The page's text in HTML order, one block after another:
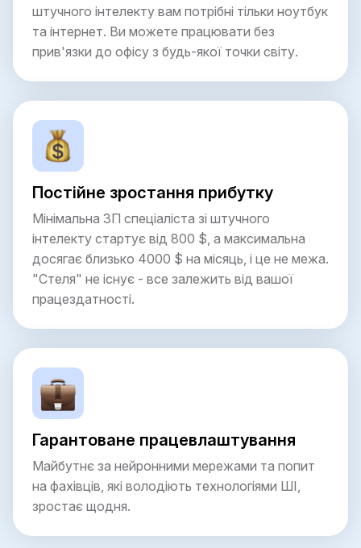
штучного інтелекту вам потрібні тільки ноутбук
та інтернет. Ви можете працювати без
прив'язки до офісу з будь-якої точки світу.
Постійне зростання прибутку
Мінімальна ЗП спеціаліста зі штучного
інтелекту стартує від 800 $, а максимальна
досягає близько 4000 $ на місяць, і це не межа.
"Стеля" не існує - все залежить від вашої
працездатності.
Гарантоване працевлаштування
Майбутнє за нейронними мережами та попит
на фахівців, які володіють технологіями ШІ,
зростає щодня.